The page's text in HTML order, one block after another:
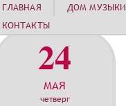
24
МАЯ
четверг
ГЛАВНАЯ ДОМ МУЗЫКИ
КОНТАКТЫ